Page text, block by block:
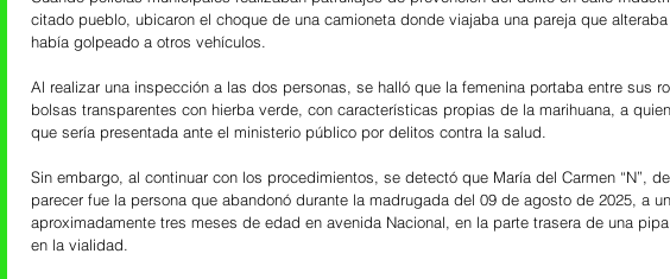
citado pueblo, ubicaron el choque de una camioneta donde viajaba una pareja que
había golpeado a otros vehículos.
Al realizar una inspección a las dos personas, se halló que la femenina portaba entre sus
bolsas transparentes con hierba verde, con características propias de la marihuana, a
que sería presentada ante el ministerio público por delitos contra la salud.
Sin embargo, al continuar con los procedimientos, se detectó que María del Carmen “N”,
parecer fue la persona que abandonó durante la madrugada del 09 de agosto de 2025, a
aproximadamente tres meses de edad en avenida Nacional, en la parte trasera de una
en la vialidad.